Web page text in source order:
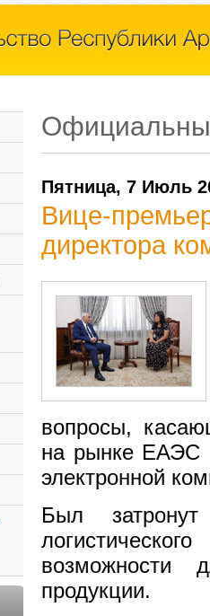
Пятница, 7 Июль
Вице-
директора
вопросы,
на рынке ЕАЭС
электронной
Был
возможности
продукции.